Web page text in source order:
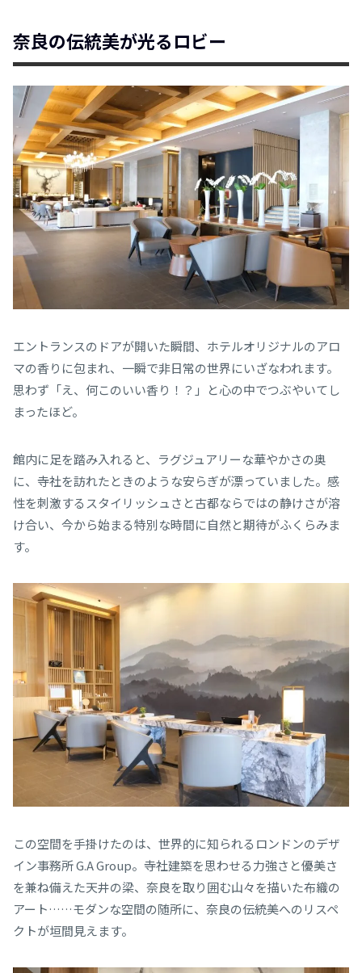
奈良の伝統美が光るロビー
エントランスのドアが開いた瞬間、ホテルオリジナルのアロ
マの香りに包まれ、一瞬で非日常の世界にいざなわれます。
思わず「え、何このいい香り！？」と心の中でつぶやいてし
まったほど。
館内に足を踏み入れると、ラグジュアリーな華やかさの奥
に、寺社を訪れたときのような安らぎが漂っていました。感
性を刺激するスタイリッシュさと古都ならではの静けさが溶
け合い、今から始まる特別な時間に自然と期待がふくらみま
す。
この空間を手掛けたのは、世界的に知られるロンドンのデザ
イン事務所 G.A Group。寺社建築を思わせる力強さと優美さ
を兼ね備えた天井の梁、奈良を取り囲む山々を描いた布織の
アート……モダンな空間の随所に、奈良の伝統美へのリスペ
クトが垣間見えます。